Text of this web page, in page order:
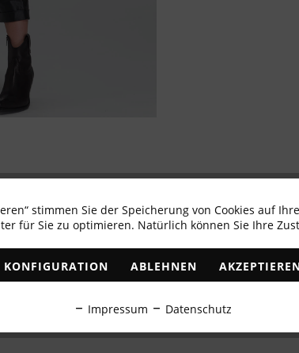
abonnieren & 10% - Gutschein
✓ Exklusive Angebote ✓ Die aktuellsten Trends
stimmen Sie der Speicherung von Cookies auf
für Sie zu optimieren. Natürlich können Sie Ihre
KONFIGURATION ABLEHNEN
Impressum Datenschutz